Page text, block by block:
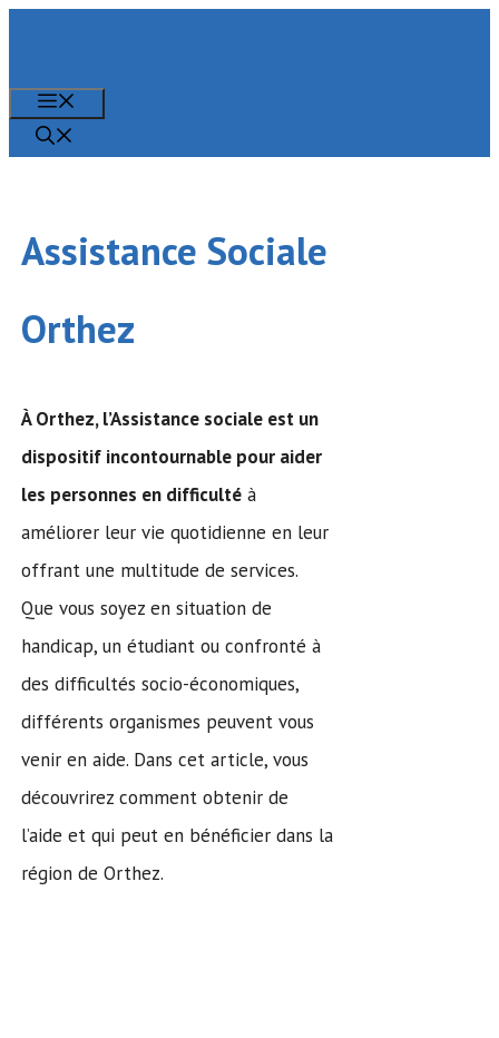
contenu
Assistance Sociale
Orthez
À Orthez,l’Assistance sociale est un
dispositif incontournable pour aider
les personnes en difficulté à
améliorer leur vie quotidienne en leur
offrant une multitude de services.
Que vous soyez en situation de
handicap, un étudiant ou confronté à
des difficultés socio-économiques,
différents organismes peuvent vous
venir en aide. Dans cet article, vous
découvrirez comment obtenir de
l’aide et qui peut en bénéficier dans la
région de Orthez.